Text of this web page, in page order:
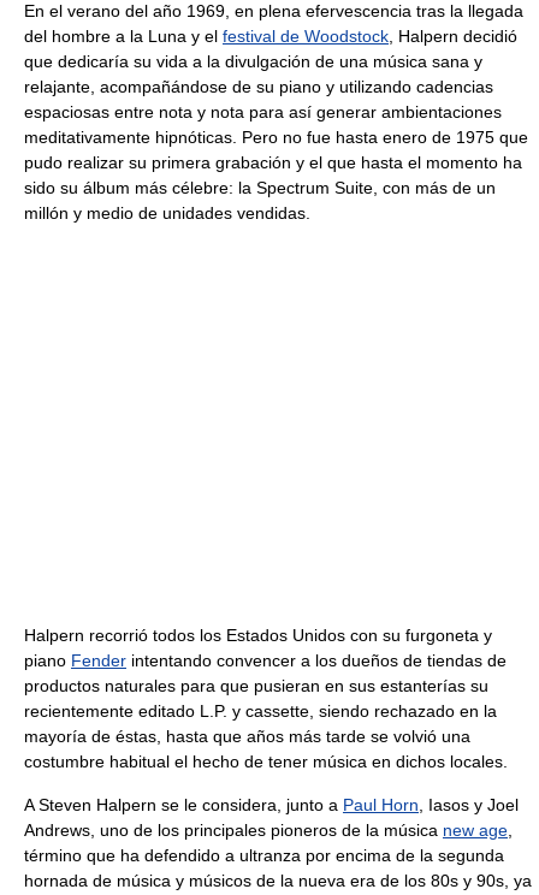
En el verano del año 1969, en plena efervescencia tras la llegada
del hombre a la Luna y el festival de Woodstock , Halpern decidió
que dedicaría su vida a la divulgación de una música sana y
relajante, acompañándose de su piano y utilizando cadencias
espaciosas entre nota y nota para así generar ambientaciones
meditativamente hipnóticas. Pero no fue hasta enero de 1975 que
pudo realizar su primera grabación y el que hasta el momento ha
sido su álbum más célebre: la Spectrum Suite, con más de un
millón y medio de unidades vendidas.
Halpern recorrió todos los Estados Unidos con su furgoneta y
piano Fender intentando convencer a los dueños de tiendas de
productos naturales para que pusieran en sus estanterías su
recientemente editado L.P. y cassette, siendo rechazado en la
mayoría de éstas, hasta que años más tarde se volvió una
costumbre habitual el hecho de tener música en dichos locales.
A Steven Halpern se le considera, junto a Paul Horn , Iasos y Joel
Andrews, uno de los principales pioneros de la música new age
término que ha defendido a ultranza por encima de la segunda
hornada de música y músicos de la nueva era de los 80s y 90s, ya